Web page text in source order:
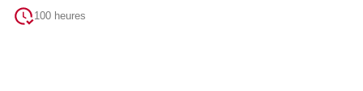
100 heures